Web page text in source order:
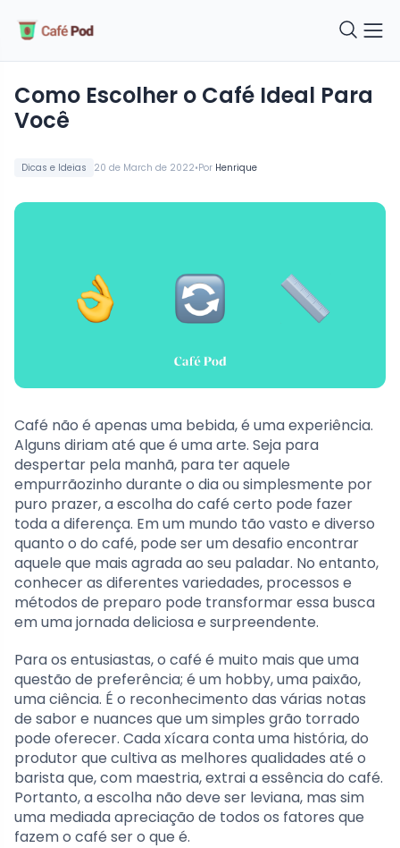
Dicas e Ideias 20 de March de 2022•Por Henrique
Como Escolher o Café Ideal Para
Você
Café não é apenas uma bebida, é uma experiência.
Alguns diriam até que é uma arte. Seja para
despertar pela manhã, para ter aquele
empurrãozinho durante o dia ou simplesmente por
puro prazer, a escolha do café certo pode fazer
toda a diferença. Em um mundo tão vasto e diverso
quanto o do café, pode ser um desafio encontrar
aquele que mais agrada ao seu paladar. No entanto,
conhecer as diferentes variedades, processos e
métodos de preparo pode transformar essa busca
em uma jornada deliciosa e surpreendente.
Para os entusiastas, o café é muito mais que uma
questão de preferência; é um hobby, uma paixão,
uma ciência. É o reconhecimento das várias notas
de sabor e nuances que um simples grão torrado
pode oferecer. Cada xícara conta uma história, do
produtor que cultiva as melhores qualidades até o
barista que, com maestria, extrai a essência do café.
Portanto, a escolha não deve ser leviana, mas sim
uma mediada apreciação de todos os fatores que
fazem o café ser o que é.